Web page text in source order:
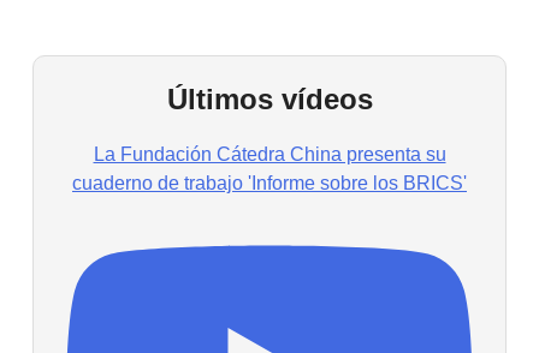
Últimos vídeos
La Fundación Cátedra China presenta su
cuaderno de trabajo 'Informe sobre los BRICS'